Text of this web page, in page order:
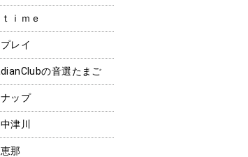
ｉｍｅ
レイ
の音選たまご
ップ
津川
那